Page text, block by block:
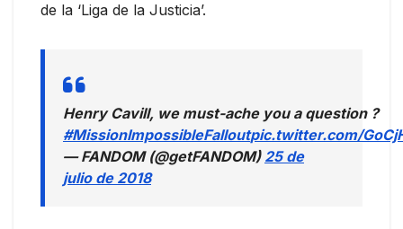
de la ‘Liga de la Justicia’.
Henry Cavill, we must-ache you a question ?
#MissionImpossibleFalloutpic.twitter.com/
— FANDOM (@getFANDOM) 25 de
julio de 2018